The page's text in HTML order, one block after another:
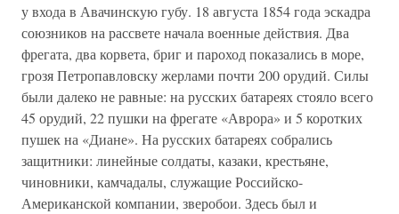
у входа в Авачинскую губу. 18 августа 1854 года эскадра
союзников на рассвете начала военные действия. Два
фрегата, два корвета, бриг и пароход показались в море,
грозя Петропавловску жерлами почти 200 орудий. Силы
были далеко не равные: на русских батареях стояло всего
45 орудий, 22 пушки на фрегате «Аврора» и 5 коротких
пушек на «Диане». На русских батареях собрались
защитники: линейные солдаты, казаки, крестьяне,
чиновники, камчадалы, служащие Российско-
Американской компании, зверобои. Здесь был и